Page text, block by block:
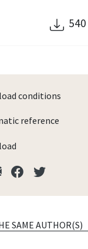
540
conditions
reference
SAME AUTHOR(S)